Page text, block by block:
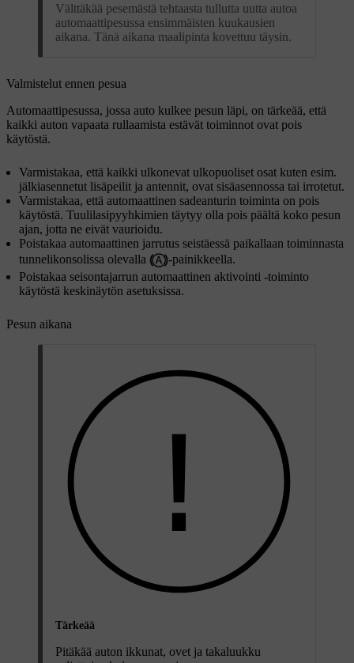
Välttäkää pesemästä tehtaasta tullutta uutta autoa
automaattipesussa ensimmäisten kuukausien
aikana. Tänä aikana maalipinta kovettuu täysin.
Valmistelut ennen pesua
Automaattipesussa, jossa auto kulkee pesun läpi, on tärkeää, että
kaikki auton vapaata rullaamista estävät toiminnot ovat pois
käytöstä.
Varmistakaa, että kaikki ulkonevat ulkopuoliset osat kuten esim.
jälkiasennetut lisäpeilit ja antennit, ovat sisäasennossa tai irrotetut.
Varmistakaa, että automaattinen sadeanturin toiminta on pois
käytöstä. Tuulilasipyyhkimien täytyy olla pois päältä koko pesun
ajan, jotta ne eivät vaurioidu.
Poistakaa automaattinen jarrutus seistäessä paikallaan toiminnasta
tunnelikonsolissa olevalla
-painikkeella.
Poistakaa seisontajarrun automaattinen aktivointi -toiminto
käytöstä keskinäytön asetuksissa.
Pesun aikana
Tärkeää
Pitäkää auton ikkunat, ovet ja takaluukku